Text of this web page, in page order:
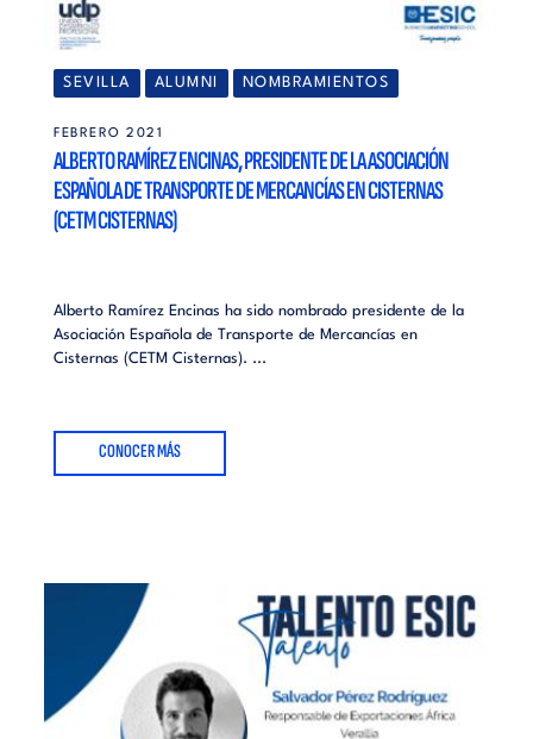
SEVILLA ALUMNI NOMBRAMIENTOS
FEBRERO 2021
ALBERTO RAMÍREZ ENCINAS, PRESIDENTE DE LA ASOCIACIÓN
ESPAÑOLA DE TRANSPORTE DE MERCANCÍAS EN CISTERNAS
(CETM CISTERNAS)
Alberto Ramírez Encinas ha sido nombrado presidente de la
Asociación Española de Transporte de Mercancías en
Cisternas (CETM Cisternas). ...
CONOCER MÁS